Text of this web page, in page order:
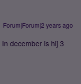
Forum|Forum|2 years ago
december is hij 3